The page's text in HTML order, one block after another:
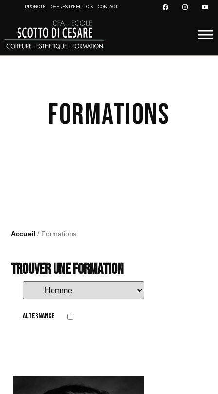
PRONOTE OFFRES D'EMPLOIS CONTACT
Formations
Accueil / Formations
Trouver une formation
Alternance